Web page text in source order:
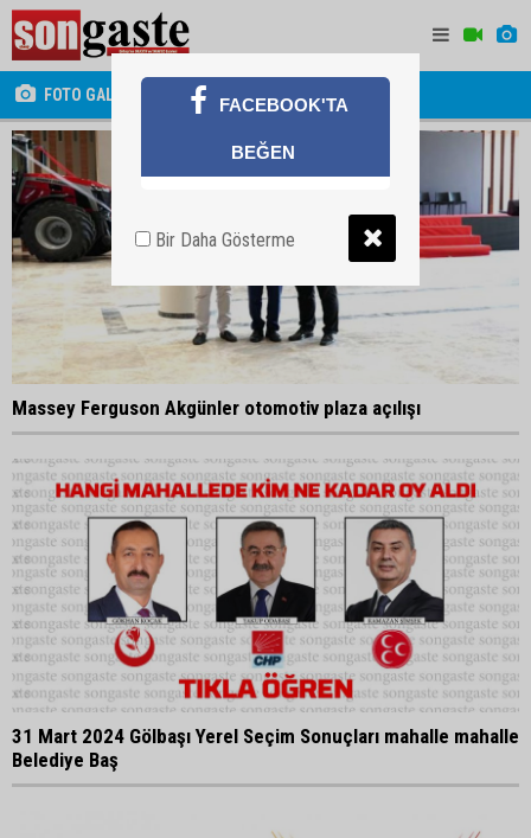
FOTO GALERİ
Massey Ferguson Akgünler otomotiv plaza açılışı
31 Mart 2024 Gölbaşı Yerel Seçim Sonuçları mahalle mahalle
Belediye Baş
FACEBOOK'TA
BEĞEN
Bir Daha Gösterme